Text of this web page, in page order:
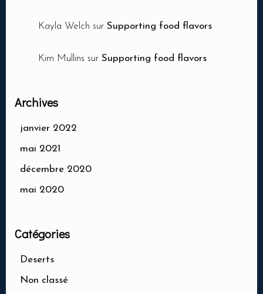
Kayla Welch sur Supporting food flavors
Kim Mullins sur Supporting food flavors
Archives
janvier 2022
mai 2021
décembre 2020
mai 2020
Catégories
Deserts
Non classé
RESERVER MA TABLE